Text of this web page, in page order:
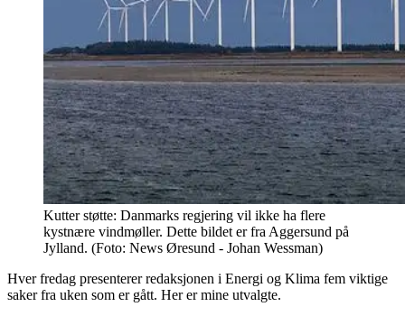
Kutter støtte: Danmarks regjering vil ikke ha flere
kystnære vindmøller. Dette bildet er fra Aggersund på
Jylland. (Foto: News Øresund - Johan Wessman)
Hver fredag presenterer redaksjonen i Energi og Klima fem viktige
saker fra uken som er gått. Her er mine utvalgte.